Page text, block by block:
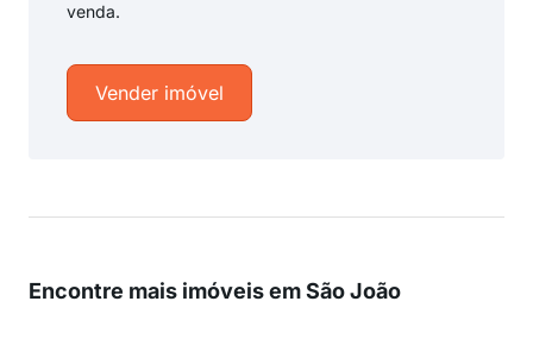
venda.
Vender imóvel
Encontre mais imóveis em São João